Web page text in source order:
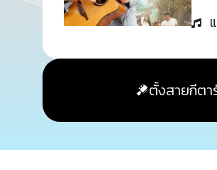
ตั้งสายกีตา